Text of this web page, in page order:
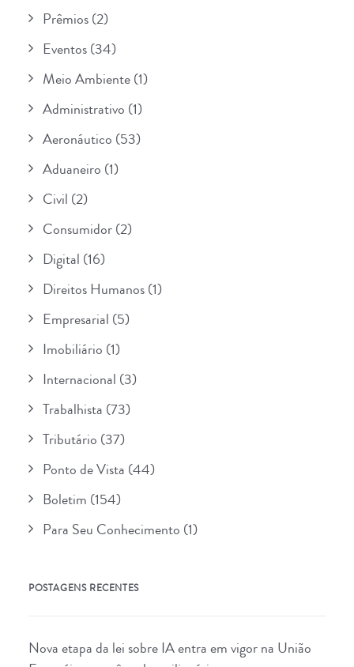
Prêmios(2)
Eventos(34)
Meio Ambiente(1)
Administrativo (1)
Aeronáutico (53)
Aduaneiro (1)
Civil (2)
Consumidor(2)
Digital (16)
Direitos Humanos(1)
Empresarial (5)
Imobiliário (1)
Internacional (3)
Trabalhista (73)
Tributário (37)
Ponto de Vista (44)
Boletim (154)
Para Seu Conhecimento (1)
POSTAGENS RECENTES
Nova etapa da lei sobre IA entra em vigor na União